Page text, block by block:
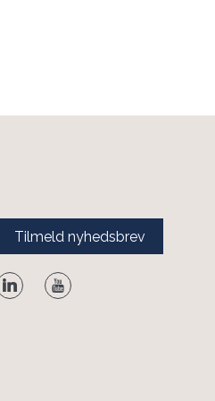
Tilmeld nyhedsbrev